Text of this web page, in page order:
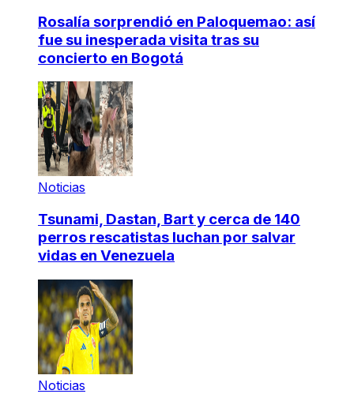
Rosalía sorprendió en Paloquemao: así
fue su inesperada visita tras su
concierto en Bogotá
Noticias
Tsunami, Dastan, Bart y cerca de 140
perros rescatistas luchan por salvar
vidas en Venezuela
Noticias